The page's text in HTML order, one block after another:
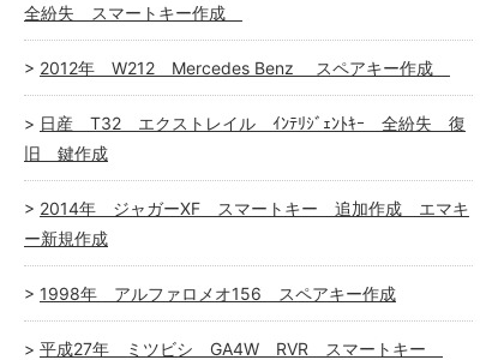
全紛失 スマートキー作成
2012年 W212 Mercedes Benz スペアキー作成
日産 T32 エクストレイル ｲﾝﾃﾘｼﾞｪﾝﾄｷｰ 全紛失 復
旧 鍵作成
2014年 ジャガーXF スマートキー 追加作成 エマキ
ー新規作成
1998年 アルファロメオ156 スペアキー作成
平成27年 ミツビシ GA4W RVR スマートキー